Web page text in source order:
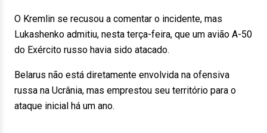
O Kremlin se recusou a comentar o incidente, mas
Lukashenko admitiu, nesta terça-feira, que um avião A-50
do Exército russo havia sido atacado.
Belarus não está diretamente envolvida na ofensiva
russa na Ucrânia, mas emprestou seu território para o
ataque inicial há um ano.